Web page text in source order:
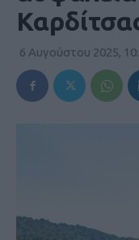
6 Αυγούστου 2025,